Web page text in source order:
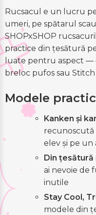
Rucsacul e un lucru
umeri, pe spătarul
SHOPxSHOP
practice din țesătură
luate pentru aspect —
breloc pufos sau Stitch
Modele
Kanken și
recunoscută
elev și pe
Din
ai nevoie de
inutile
Stay Cool,
modele din